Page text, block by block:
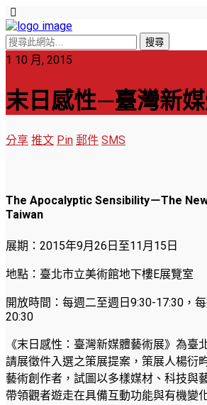
1 10 月, 2015
末日感性—臺灣新
分享 推文 Pin 郵件 SMS
The Apocalyptic Sensibility－The
Taiwan
展期：2015年9月26日至11月15日
地點：臺北市立美術館地下樓E展覽室
開放時間：每週二至週日9:30-17:30，
20:30
《末日感性：臺灣新媒體藝術展》為臺
請展徵件入選之策展提案，策展人楊衍
藝術創作者，試圖以多樣媒材、科技與
帶領觀者遊走在具備互動功能與有機變